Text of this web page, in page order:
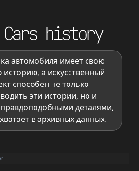
автомобиля имеет свою
историю, а искусственный
способен не только
эти истории, но и
деталями,
в архивных данных.